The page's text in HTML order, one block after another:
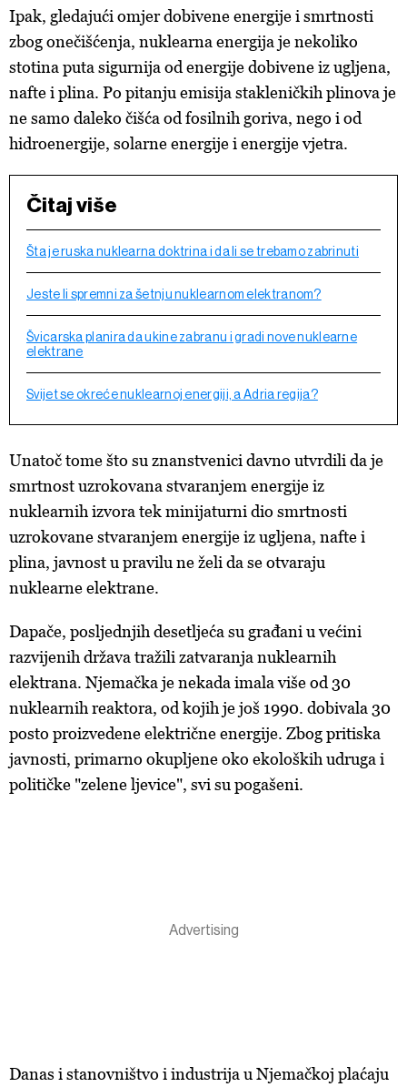
Ipak, gledajući omjer dobivene energije i smrtnosti
zbog onečišćenja, nuklearna energija je nekoliko
stotina puta sigurnija od energije dobivene iz ugljena,
nafte i plina. Po pitanju emisija stakleničkih plinova je
ne samo daleko čišća od fosilnih goriva, nego i od
hidroenergije, solarne energije i energije vjetra.
Čitaj više
Šta je ruska nuklearna doktrina i da li se trebamo zabrinuti
Jeste li spremni za šetnju nuklearnom elektranom?
Švicarska planira da ukine zabranu i gradi nove nuklearne
elektrane
Svijet se okreće nuklearnoj energiji, a Adria regija?
Unatoč tome što su znanstvenici davno utvrdili da je
smrtnost uzrokovana stvaranjem energije iz
nuklearnih izvora tek minijaturni dio smrtnosti
uzrokovane stvaranjem energije iz ugljena, nafte i
plina, javnost u pravilu ne želi da se otvaraju
nuklearne elektrane.
Dapače, posljednjih desetljeća su građani u većini
razvijenih država tražili zatvaranja nuklearnih
elektrana. Njemačka je nekada imala više od 30
nuklearnih reaktora, od kojih je još 1990. dobivala 30
posto proizvedene električne energije. Zbog pritiska
javnosti, primarno okupljene oko ekoloških udruga i
političke "zelene ljevice", svi su pogašeni.
Danas i stanovništvo i industrija u Njemačkoj plaćaju